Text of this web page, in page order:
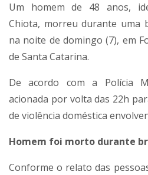
Um homem de 48 anos,
Chiota, morreu durante uma
na noite de domingo (7), em
de Santa Catarina.
De acordo com a Polícia
acionada por volta das 22h
de violência doméstica
Homem foi morto durante
Conforme o relato das